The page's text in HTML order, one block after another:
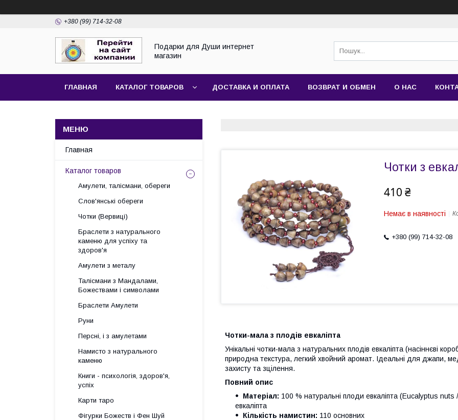
+380 (99) 714-32-08
Подарки для Души интернет
магазин
ГЛАВНАЯ КАТАЛОГ ТОВАРОВ ДОСТАВКА И ОПЛАТА ВОЗВРАТ И ОБМЕН О НАС
Чотки з
410 ₴
Немає в наявності
+380 (99) 714-32-08
Чотки-мала з плодів евкаліпта
Унікальні чотки-мала з натуральних плодів евкаліпта (насіннєві
природна текстура, легкий хвойний аромат. Ідеальні для джапи,
захисту та зцілення.
Повний опис
Матеріал: 100 % натуральні плоди евкаліпта (Eucalyptus
евкаліпта
Кількість намистин: 110 основних
Главная
Каталог товаров
Амулети, талісмани, обереги
Слов'янські обереги
Чотки (Вервиці)
Браслети з натурального
каменю для успіху та
здоров'я
Амулети з металу
Талісмани з Мандалами,
Божествами і символами
Браслети Амулети
Руни
Персні, і з амулетами
Намисто з натурального
каменю
Книги - психологія, здоров'я,
успіх
Карти таро
Фігурки Божеств і Фен Шуй